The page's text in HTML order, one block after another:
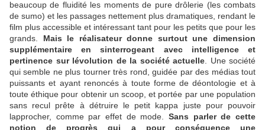
beaucoup de fluidité les moments de pure drôlerie (les combats
de sumo) et les passages nettement plus dramatiques, rendant le
film plus accessible et intéressant tant pour les petits que pour les
grands. Mais le réalisateur donne surtout une dimension
supplémentaire en sinterrogeant avec intelligence et
pertinence sur lévolution de la société actuelle . Une société
qui semble ne plus tourner très rond, guidée par des médias tout
puissants et ayant renoncés à toute forme de déontologie et à
toute éthique pour obtenir un scoop, et portée par une population
sans recul prête à détruire le petit kappa juste pour pouvoir
lapprocher, comme par effet de mode. Sans parler de cette
notion de progrès qui a pour conséquence une